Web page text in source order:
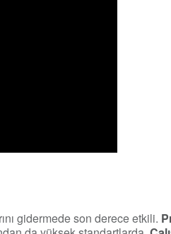
gidermede son derece etkili.